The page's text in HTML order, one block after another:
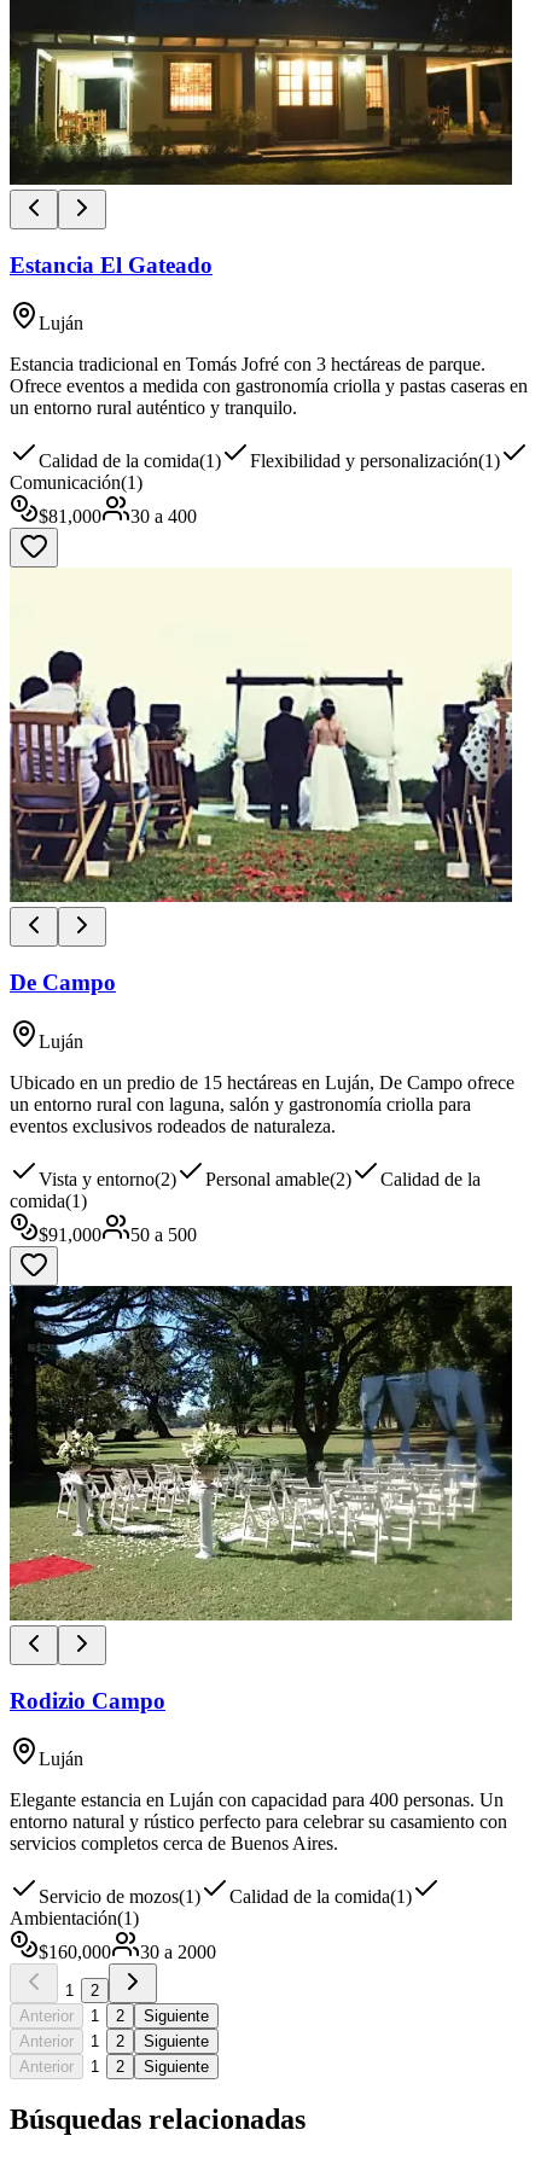
Estancia El Gateado
Luján
Estancia tradicional en Tomás Jofré con 3 hectáreas de parque.
Ofrece eventos a medida con gastronomía criolla y pastas caseras en
un entorno rural auténtico y tranquilo.
Calidad de la comida(1) Flexibilidad y personalización(1)
Comunicación(1)
$81,000 30 a 400
De Campo
Luján
Ubicado en un predio de 15 hectáreas en Luján, De Campo ofrece
un entorno rural con laguna, salón y gastronomía criolla para
eventos exclusivos rodeados de naturaleza.
Vista y entorno(2) Personal amable(2)
Calidad de la
comida(1)
$91,000 50 a 500
Rodizio Campo
Luján
Elegante estancia en Luján con capacidad para 400 personas. Un
entorno natural y rústico perfecto para celebrar su casamiento con
servicios completos cerca de Buenos Aires.
Servicio de mozos(1) Calidad de la comida(1)
Ambientación(1)
$160,000 30 a 2000
1
2
Anterior
1 2
Siguiente
Anterior
1 2
Siguiente
Anterior
1 2 Siguiente
Búsquedas relacionadas